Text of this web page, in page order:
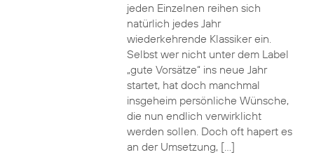
jeden Einzelnen reihen sich
natürlich jedes Jahr
wiederkehrende Klassiker ein.
Selbst wer nicht unter dem Label
„gute Vorsätze“ ins neue Jahr
startet, hat doch manchmal
insgeheim persönliche Wünsche,
die nun endlich verwirklicht
werden sollen. Doch oft hapert es
an der Umsetzung, […]